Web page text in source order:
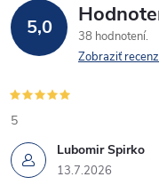
5,0
38 hodnotení
Zobraziť
Lubomir Spirko
13.7.2026
5